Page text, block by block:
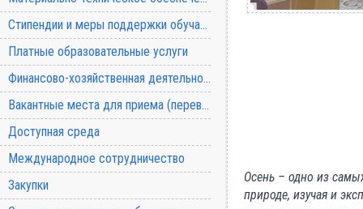
Стипендии и меры поддержки обучающихся
Платные образовательные услуги
Финансово-хозяйственная деятельность
Вакантные места для приема (перевода) обучающихся
Доступная среда
Международное сотрудничество
Закупки
Осень – одно из
природе, изучая и